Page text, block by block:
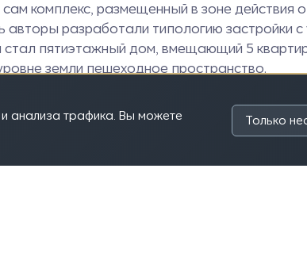
комплекс, размещенный в зоне действия
разработали типологию застройки
пятиэтажный дом, вмещающий 5
земли пешеходное пространство.
анализа трафика. Вы можете
Только